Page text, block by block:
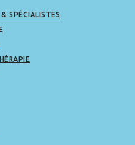
SPÉCIALISTES